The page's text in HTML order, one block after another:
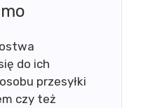
do ich
przesyłki
czy też